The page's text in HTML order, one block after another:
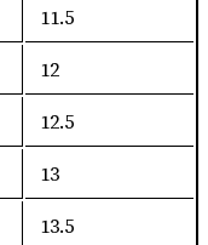
11.5
12
12.5
13
13.5